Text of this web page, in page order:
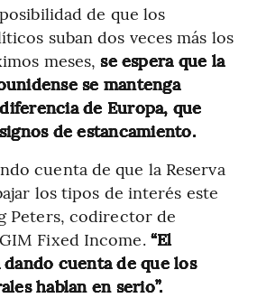
de que los
suban dos veces más los
meses,se espera que la
se mantenga
de Europa, que
de estancamiento.
cuenta de que la Reserva
los tipos de interés este
Peters, codirector de
Fixed Income. “El
cuenta de que los
hablan en serio”.